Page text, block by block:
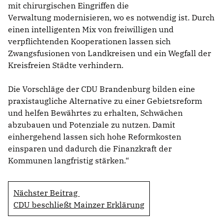
mit chirurgischen Eingriffen die
Verwaltung modernisieren, wo es notwendig ist. Durch
einen intelligenten Mix von freiwilligen und
verpflichtenden Kooperationen lassen sich
Zwangsfusionen von Landkreisen und ein Wegfall der
Kreisfreien Städte verhindern.
Die Vorschläge der CDU Brandenburg bilden eine
praxistaugliche Alternative zu einer Gebietsreform
und helfen Bewährtes zu erhalten, Schwächen
abzubauen und Potenziale zu nutzen. Damit
einhergehend lassen sich hohe Reformkosten
einsparen und dadurch die Finanzkraft der
Kommunen langfristig stärken.“
Nächster Beitrag
CDU beschließt Mainzer Erklärung